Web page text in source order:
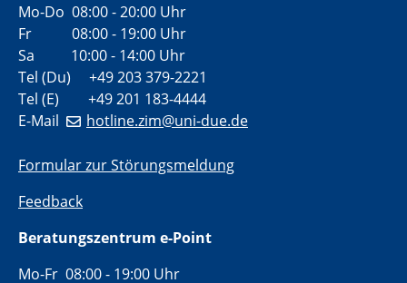
Mo-Do 08:00 - 20:00 Uhr
Fr 08:00 - 19:00 Uhr
Sa 10:00 - 14:00 Uhr
Tel (Du) +49 203 379-2221
Tel (E) +49 201 183-4444
E-Mail
hotline.zim@uni-due.de
Formular zur Störungsmeldung
Feedback
Beratungszentrum e-Point
Mo-Fr 08:00 - 19:00 Uhr